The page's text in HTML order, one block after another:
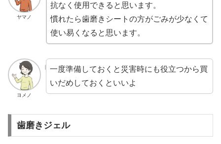
ヤマノ
抗なく使用できると思います。
慣れたら歯磨きシートの方がごみが少なくて
使い易くなると思います。
ヨメノ
一度準備しておくと災害時にも役立つから買
いだめしておくといいよ
歯磨きジェル